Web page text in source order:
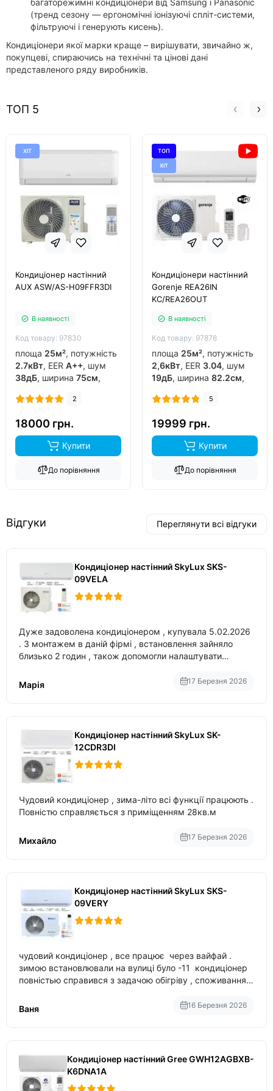
багаторежимні кондиціонери від Samsung і Panasonic
(тренд сезону — ергономічні іонізуючі спліт-системи,
фільтруючі і генерують кисень).
Кондиціонери якої марки краще – вирішувати, звичайно ж,
покупцеві, спираючись на технічні та цінові дані
представленого ряду виробників.
ТОП 5
ХІТ
Кондиціонер настінний
AUX ASW/AS-H09FFR3DI
В наявності
Код товару: 97830
площа 25м², потужність
2.7кВт, EER A++, шум
38дБ, ширина 75см,
китай, інвертор
2
18000 грн.
Купити
До порівняння
ТОП
ХІТ
Кондиціонери настінний
Gorenje REA26IN
KC/REA26OUT
В наявності
Код товару: 97878
площа 25м², потужність
2,6кВт, EER 3.04, шум
19дБ, ширина 82.2см,
китай, інвертор
5
19999 грн.
Купити
До порівняння
Відгуки Переглянути всі відгуки
Кондиціонер настінний SkyLux SKS-
09VELA
Дуже задоволена кондиціонером , купувала 5.02.2026
. З монтажем в даній фірмі , встановлення зайняло
близько 2 годин , також допомогли налаштувати
Марія
17 Березня 2026
Кондиціонер настінний SkyLux SK-
12CDR3DI
Чудовий кондиціонер , зима-літо всі функції працюють .
Повністю справляється з приміщенням 28кв.м
Михайло 17 Березня 2026
Кондиціонер настінний SkyLux SKS-
09VERY
чудовий кондиціонер , все працює через вайфай .
зимою встановлювали на вулиці було -11 кондиціонер
повністью справився з задачою обігріву , споживання
температури
Ваня 16 Березня 2026
Кондиціонер настінний Gree GWH12AGBXB-
K6DNA1A